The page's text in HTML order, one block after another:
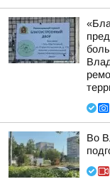
Во